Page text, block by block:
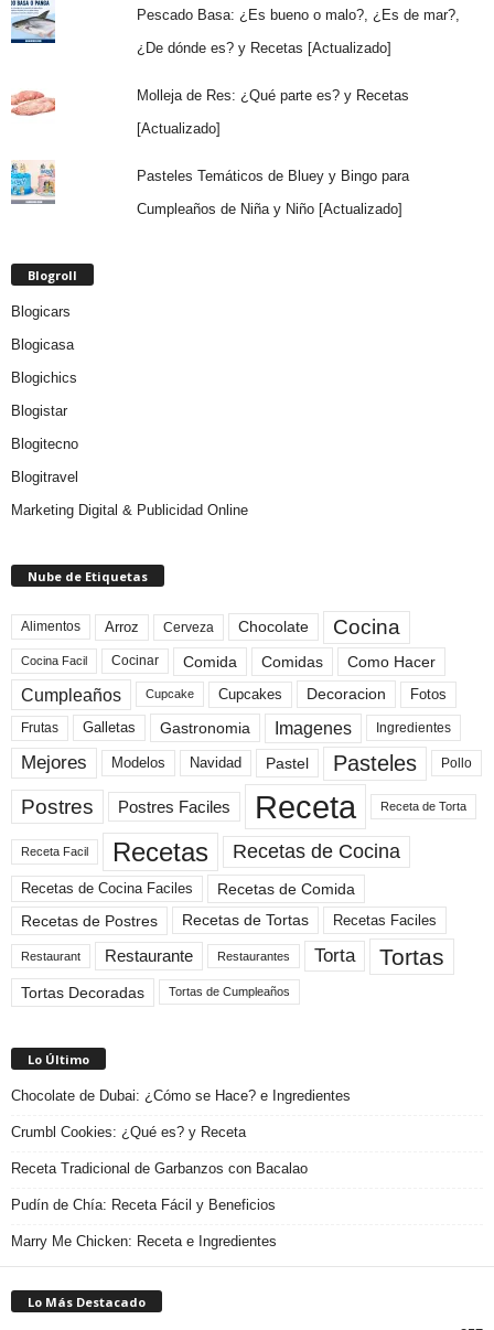
Pescado Basa: ¿Es bueno o malo?, ¿Es de mar?,
¿De dónde es? y Recetas [Actualizado]
Molleja de Res: ¿Qué parte es? y Recetas
[Actualizado]
Pasteles Temáticos de Bluey y Bingo para
Cumpleaños de Niña y Niño [Actualizado]
Blogroll
Blogicars
Blogicasa
Blogichics
Blogistar
Blogitecno
Blogitravel
Marketing Digital & Publicidad Online
Nube de Etiquetas
Alimentos Arroz Cerveza Chocolate Cocina
Cocina Facil Cocinar Comida Comidas Como Hacer
Cumpleaños Cupcake Cupcakes Decoracion Fotos
Frutas Galletas Gastronomia Imagenes Ingredientes
Mejores Modelos Navidad Pastel Pasteles Pollo
Postres Postres Faciles Receta Receta de Torta
Receta Facil Recetas Recetas de Cocina
Recetas de Cocina Faciles
Recetas de Comida
Recetas de Postres
Recetas de Tortas Recetas Faciles
Restaurant Restaurante Restaurantes Torta Tortas
Tortas Decoradas Tortas de Cumpleaños
Lo Último
Chocolate de Dubai: ¿Cómo se Hace? e Ingredientes
Crumbl Cookies: ¿Qué es? y Receta
Receta Tradicional de Garbanzos con Bacalao
Pudín de Chía: Receta Fácil y Beneficios
Marry Me Chicken: Receta e Ingredientes
Lo Más Destacado